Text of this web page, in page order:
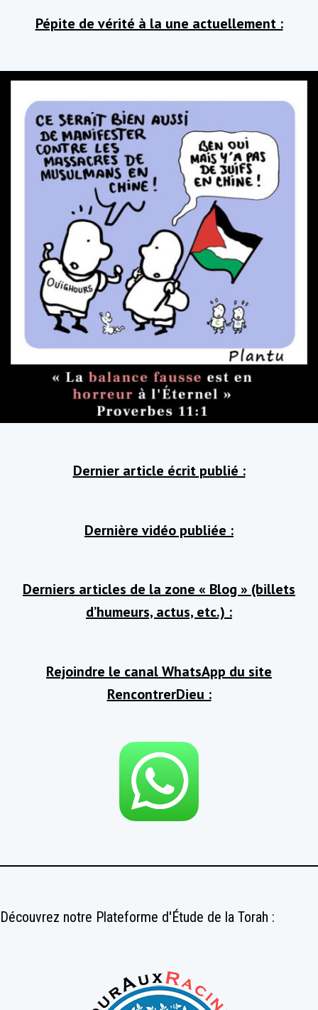
Pépite de vérité à la une actuellement :
Dernier article écrit publié :
Dernière vidéo publiée :
Derniers articles de la zone « Blog » (billets
d’humeurs, actus, etc.) :
Rejoindre le canal WhatsApp du site
RencontrerDieu :
Découvrez notre Plateforme d'Étude de la Torah :